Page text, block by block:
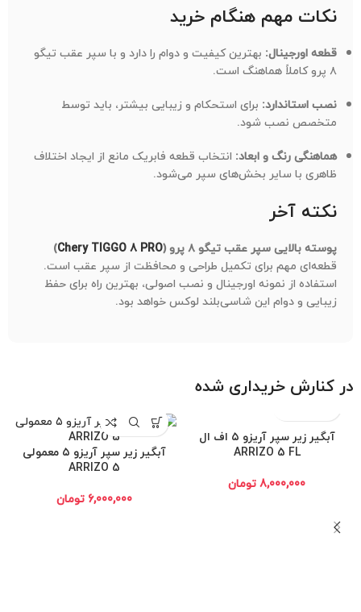
نکات مهم هنگام خرید
قطعه اورجینال: بهترین کیفیت و دوام را دارد و با سپر عقب تیگو
۸ پرو کاملاً هماهنگ است.
نصب استاندارد: برای استحکام و زیبایی بیشتر، باید توسط
متخصص نصب شود.
هماهنگی رنگ و ابعاد: انتخاب قطعه فابریک مانع از ایجاد اختلاف
ظاهری با سایر بخش‌های سپر می‌شود.
نکته آخر
پوسته بالایی سپر عقب تیگو ۸ پرو ( Chery TIGGO 8 PRO
)
قطعه‌ای مهم برای تکمیل طراحی و محافظت از سپر عقب است.
استفاده از نمونه اورجینال و نصب اصولی، بهترین راه برای حفظ
زیبایی و دوام این شاسی‌بلند لوکس خواهد بود.
در کنارش خریداری شده
آبگیر زیر سپر آریزو ۵ اف ال
ARRIZO 5 FL
8,000,000تومان
آبگیر زیر سپر آریزو ۵ معمولی
ARRIZO 5
6,000,000 تومان